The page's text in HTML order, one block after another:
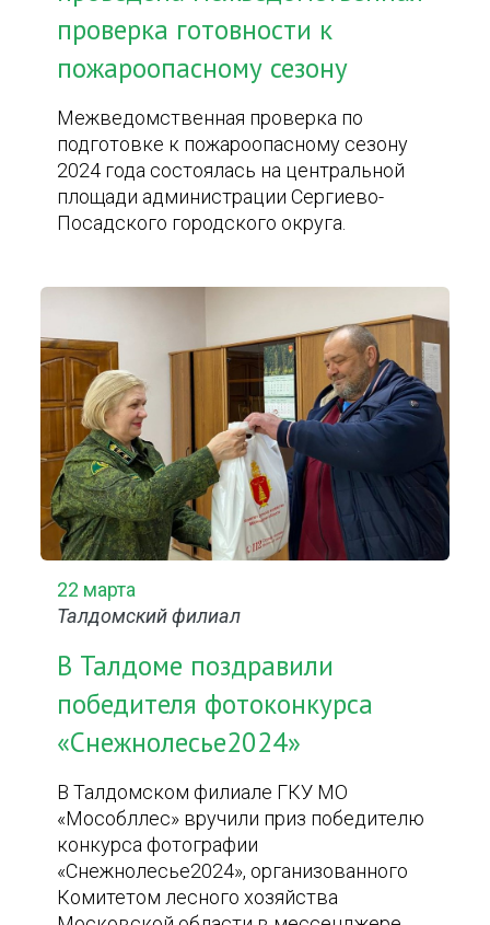
проверка готовности к
пожароопасному сезону
Межведомственная проверка по
подготовке к пожароопасному сезону
2024 года состоялась на центральной
площади администрации Сергиево-
Посадского городского округа.
22 марта
Талдомский филиал
В Талдоме поздравили
победителя фотоконкурса
«Снежнолесье2024»
В Талдомском филиале ГКУ МО
«Мособллес» вручили приз победителю
конкурса фотографии
«Снежнолесье2024», организованного
Комитетом лесного хозяйства